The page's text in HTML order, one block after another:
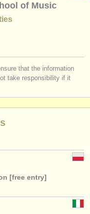
of Music
that the information
take responsibility if it
[free entry]